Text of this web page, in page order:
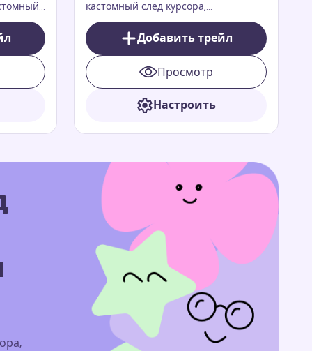
Перу из
кастомный след курсора,
вдохновленный одним из любимых
персонажей детского шоу
Teletubbies — По
Добавить трейл
Просмотр
Настроить